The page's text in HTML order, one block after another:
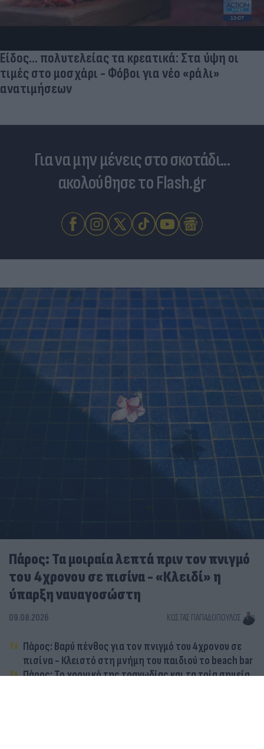
Είδος... πολυτελείας τα κρεατικά: Στα ύψη οι
τιμές στο μοσχάρι - Φόβοι για νέο «ράλι»
ανατιμήσεων
Για να μην μένεις στο σκοτάδι...
ακολούθησε το Flash.gr
Πάρος: Τα μοιραία λεπτά πριν τον πνιγμό
του 4χρονου σε πισίνα - «Κλειδί» η
ύπαρξη ναυαγοσώστη
09.08.2026 ΚΏΣΤΑΣ ΠΑΠΑΔΌΠΟΥΛΟΣ
Πάρος: Βαρύ πένθος για τον πνιγμό του 4χρονου σε
πισίνα - Κλειστό στη μνήμη του παιδιού το beach bar
Πάρος: Το χρονικό της τραγωδίας και τα τρία σημεία